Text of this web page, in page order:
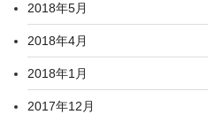
2018年5月
2018年4月
2018年1月
2017年12月